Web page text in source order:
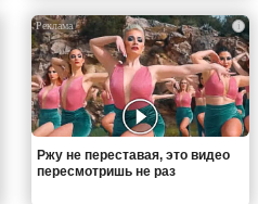
i
Ржу не переставая, это видео
пересмотришь не раз